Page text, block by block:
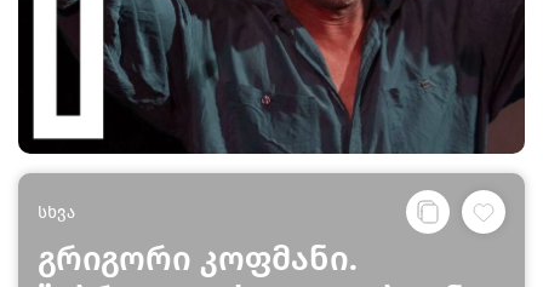
სხვა
გრიგორი კოფმანი.